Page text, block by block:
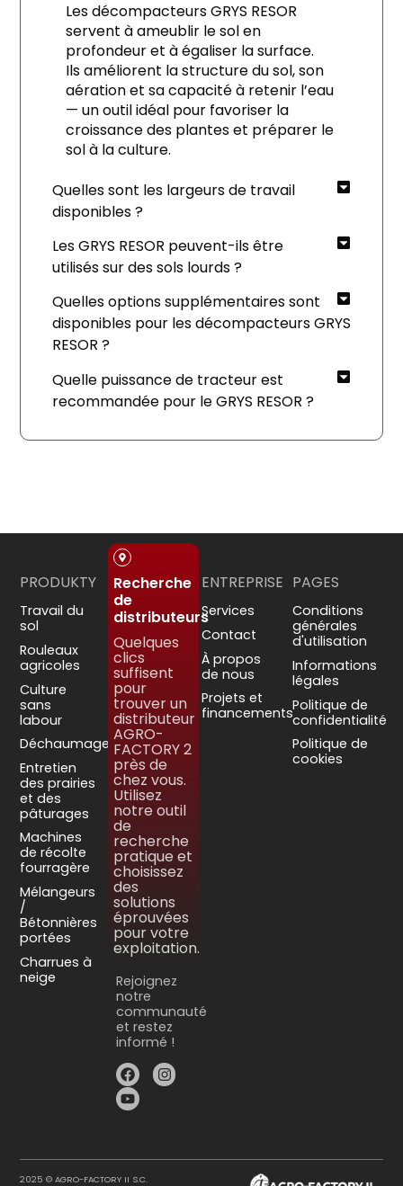
Les décompacteurs GRYS RESOR
servent à ameublir le sol en
profondeur et à égaliser la surface.
Ils améliorent la structure du sol, son
aération et sa capacité à retenir l’eau
— un outil idéal pour favoriser la
croissance des plantes et préparer le
sol à la culture.
Quelles sont les largeurs de travail
disponibles ?
Les GRYS RESOR peuvent-ils être
utilisés sur des sols lourds ?
Quelles options supplémentaires sont
disponibles pour les décompacteurs GRYS
RESOR ?
Quelle puissance de tracteur est
recommandée pour le GRYS RESOR ?
ENTREPRISE
Services
Contact
À propos
de nous
Projets et
financements
PAGES
Conditions
générales
d'utilisation
Informations
légales
Politique de
confidentialité
Politique de
cookies
PRODUKTY
Travail du
sol
Rouleaux
agricoles
Culture
sans
labour
Déchaumage
Entretien
des prairies
et des
pâturages
Machines
de récolte
fourragère
Mélangeurs
/
Bétonnières
portées
Charrues à
neige
Recherche
de
distributeurs
Quelques
clics
suffisent
pour
trouver un
distributeur
AGRO-
FACTORY 2
près de
chez vous.
Utilisez
notre outil
de
recherche
pratique et
choisissez
des
solutions
éprouvées
pour votre
exploitation.
Rejoignez
notre
communauté
et restez
informé !
2025 © AGRO-FACTORY II S.C.